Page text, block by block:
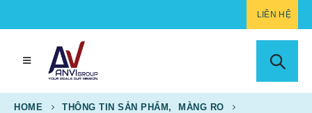
LIÊN HỆ
HOME THÔNG TIN SẢN PHẨM ,
MÀNG RO